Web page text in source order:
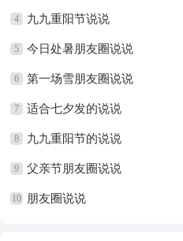
4 九九重阳节说说
5 今日处暑朋友圈说说
6 第一场雪朋友圈说说
7 适合七夕发的说说
8 九九重阳节的说说
9 父亲节朋友圈说说
10 朋友圈说说